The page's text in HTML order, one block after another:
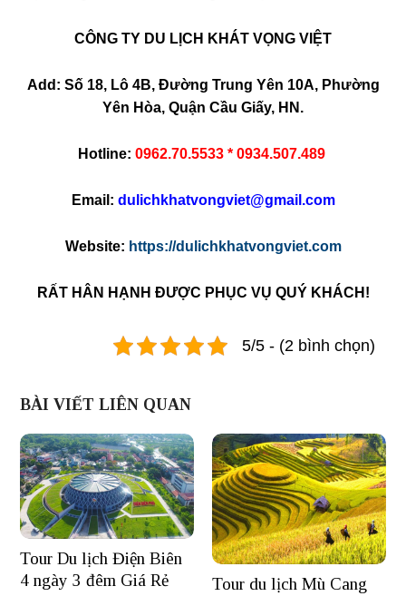
CÔNG TY DU LỊCH KHÁT VỌNG VIỆT
Add: Số 18, Lô 4B, Đường Trung Yên 10A, Phường
Yên Hòa, Quận Cầu Giấy, HN.
Hotline: 0962.70.5533 * 0934.507.489
Email: dulichkhatvongviet@gmail.com
Website: https://dulichkhatvongviet.com
RẤT HÂN HẠNH ĐƯỢC PHỤC VỤ QUÝ KHÁCH!
5/5 - (2 bình chọn)
BÀI VIẾT LIÊN QUAN
Tour Du lịch Điện Biên
4 ngày 3 đêm Giá Rẻ
Tour du lịch Mù Cang